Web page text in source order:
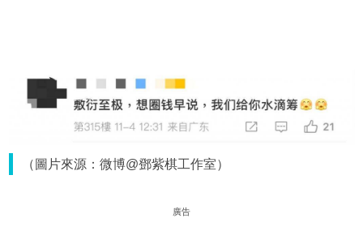
（圖片來源：微博@鄧紫棋工作室）
廣告